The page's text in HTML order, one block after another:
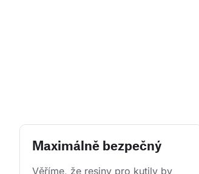
Maximálně bezpečný
Věříme, že resiny pro kutily by